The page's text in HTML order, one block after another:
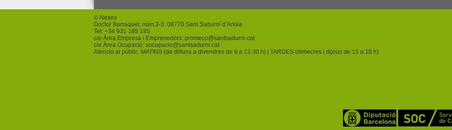
© Nexes
Doctor Barraquer, núm.3-5. 08770 Sant Sadurní d’Anoia
Tel: +34 931 185 195
c/e Àrea Empresa i Emprenedors: promeco@santsadurni.cat
c/e Àrea Ocupació: socupacio@santsadurni.cat
Atenció al públic: MATINS (de dilluns a divendres de 9 a 13.30 h) | TARDES (dimecres i dijous de 15 a 18 h)